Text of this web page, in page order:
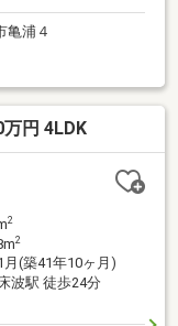
亀浦４
円 4LDK
2
2
月(築41年10ヶ月)
波駅 徒歩24分